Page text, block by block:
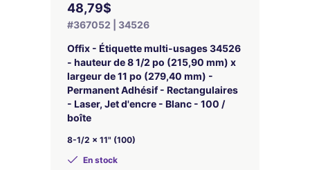
48,79$
#367052 | 34526
Offix - Étiquette multi-usages 34526
- hauteur de 8 1/2 po (215,90 mm) x
largeur de 11 po (279,40 mm) -
Permanent Adhésif - Rectangulaires
- Laser, Jet d'encre - Blanc - 100 /
boîte
8-1/2 x 11" (100)
En stock